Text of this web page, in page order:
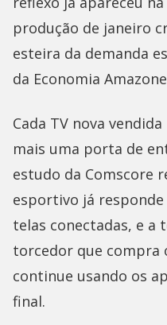
produção de janeiro
esteira da demanda
da Economia
Cada TV nova
mais uma porta de
estudo da Comscore
esportivo já
telas conectadas, e a
torcedor que compra
continue usando os
final.